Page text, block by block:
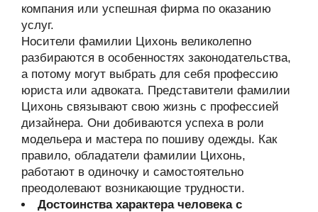
компания или успешная фирма по оказанию
услуг.
Носители фамилии Цихонь великолепно
разбираются в особенностях законодательства,
а потому могут выбрать для себя профессию
юриста или адвоката. Представители фамилии
Цихонь связывают свою жизнь с профессией
дизайнера. Они добиваются успеха в роли
модельера и мастера по пошиву одежды. Как
правило, обладатели фамилии Цихонь,
работают в одиночку и самостоятельно
преодолевают возникающие трудности.
Достоинства характера человека с